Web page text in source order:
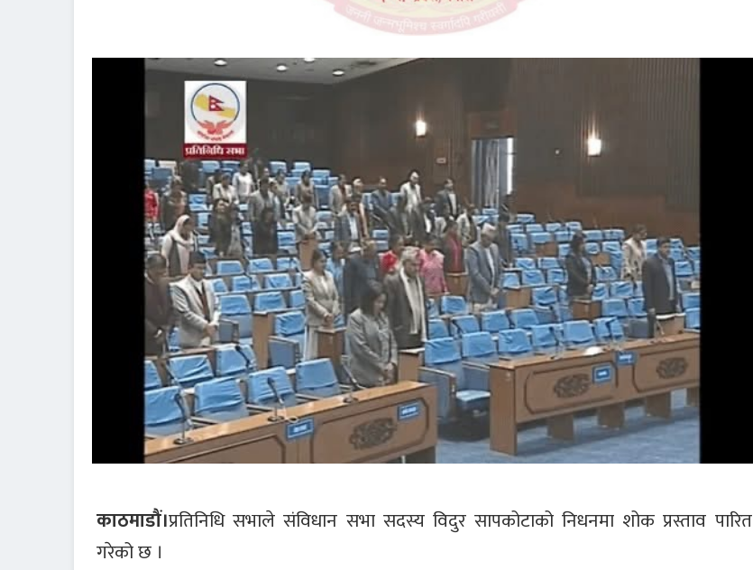
काठमाडौं।प्रतिनिधि सभाले संविधान सभा सदस्य विदुर सापकोटाको निधनमा शोक प्रस्ताव पारित
गरेको छ ।